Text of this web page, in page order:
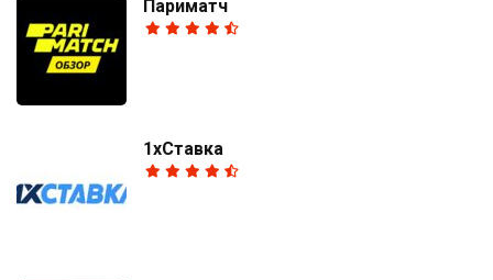
Париматч
1хСтавка